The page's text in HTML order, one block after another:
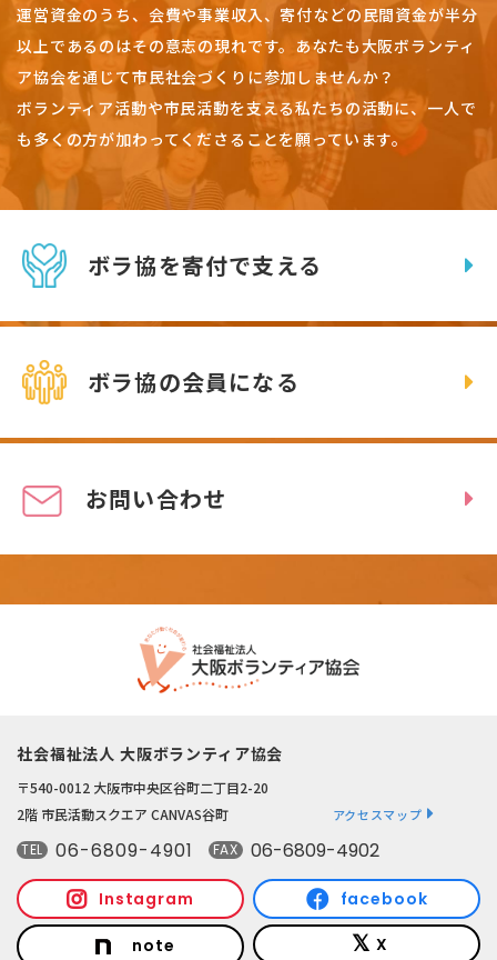
運営資金のうち、会費や事業収入、寄付などの民間資金が半分
以上であるのはその意志の現れです。 あなたも大阪ボランティ
ア協会を通じて市民社会づくりに参加しませんか？
ボランティア活動や市民活動を支える私たちの活動に、一人で
も多くの方が加わってくださることを願っています。
ボラ協を寄付で支える
ボラ協の会員になる
お問い合わせ
社会福祉法人 大阪ボランティア協会
〒540-0012 大阪市中央区谷町二丁目2-20
2階 市民活動スクエア CANVAS谷町
アクセスマップ
TEL 06-6809-4901 FAX 06-6809-4902
Instagram facebook
note X